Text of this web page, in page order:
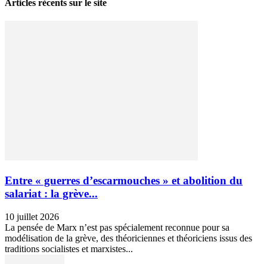
Articles récents sur le site
Entre « guerres d’escarmouches » et abolition du
salariat : la grève...
10 juillet 2026
La pensée de Marx n’est pas spécialement reconnue pour sa
modélisation de la grève, des théoriciennes et théoriciens issus des
traditions socialistes et marxistes...